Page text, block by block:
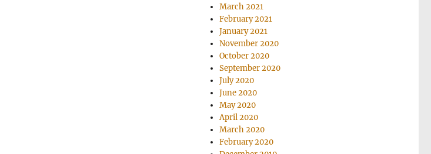
March 2021
February 2021
January 2021
November 2020
October 2020
September 2020
July 2020
June 2020
May 2020
April 2020
March 2020
February 2020